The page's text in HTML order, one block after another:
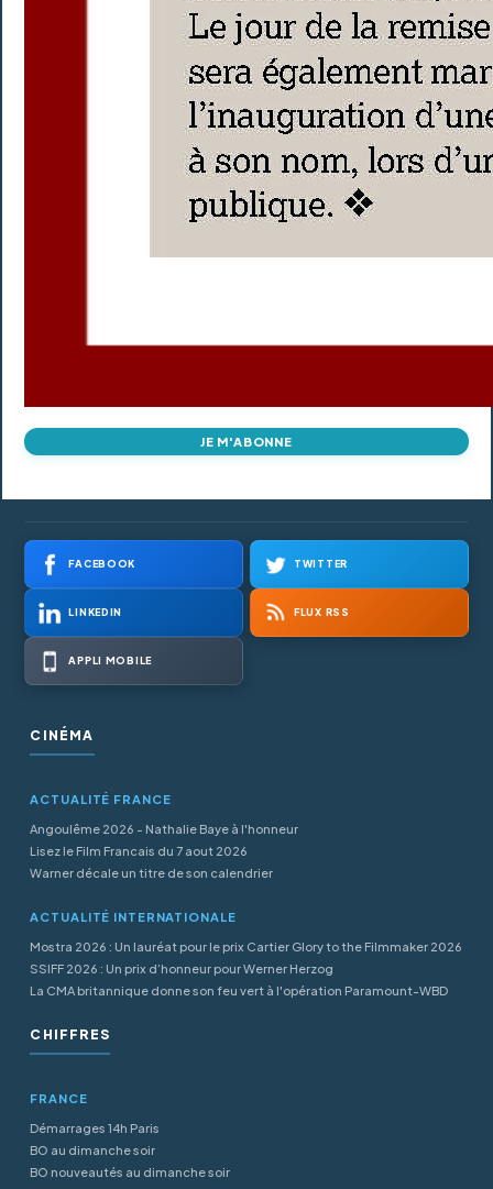
JE M'ABONNE
FACEBOOK TWITTER
LINKEDIN FLUX RSS
APPLI MOBILE
CINÉMA
ACTUALITÉ FRANCE
Angoulême 2026 - Nathalie Baye à l'honneur
Lisez le Film Francais du 7 aout 2026
Warner décale un titre de son calendrier
ACTUALITÉ INTERNATIONALE
Mostra 2026 : Un lauréat pour le prix Cartier Glory to the Filmmaker 2026
SSIFF 2026 : Un prix d’honneur pour Werner Herzog
La CMA britannique donne son feu vert à l'opération Paramount-WBD
CHIFFRES
FRANCE
Démarrages 14h Paris
BO au dimanche soir
BO nouveautés au dimanche soir